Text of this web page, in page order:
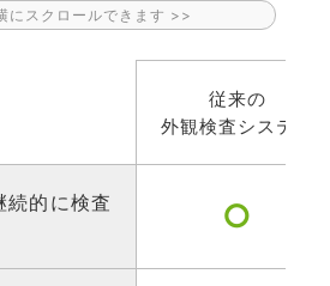
従来の
外観検査システム
続的に検査
○